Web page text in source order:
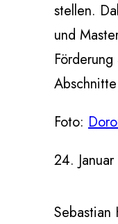
stellen.
und
Foto:
24. Januar
Sebastian